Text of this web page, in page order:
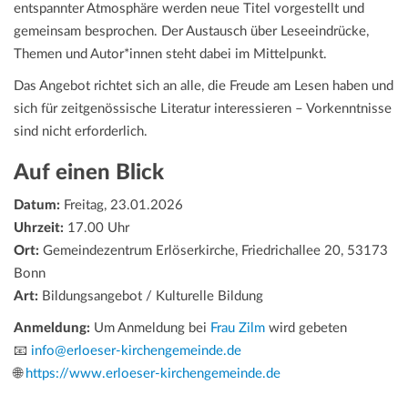
entspannter Atmosphäre werden neue Titel vorgestellt und
gemeinsam besprochen. Der Austausch über Leseeindrücke,
Themen und Autor*innen steht dabei im Mittelpunkt.
Das Angebot richtet sich an alle, die Freude am Lesen haben und
sich für zeitgenössische Literatur interessieren – Vorkenntnisse
sind nicht erforderlich.
Auf einen Blick
Datum: Freitag, 23.01.2026
Uhrzeit: 17.00 Uhr
Ort: Gemeindezentrum Erlöserkirche, Friedrichallee 20, 53173
Bonn
Art: Bildungsangebot / Kulturelle Bildung
Anmeldung: Um Anmeldung bei Frau Zilm wird gebeten
📧 info@erloeser-kirchengemeinde.de
🌐 https://www.erloeser-kirchengemeinde.de